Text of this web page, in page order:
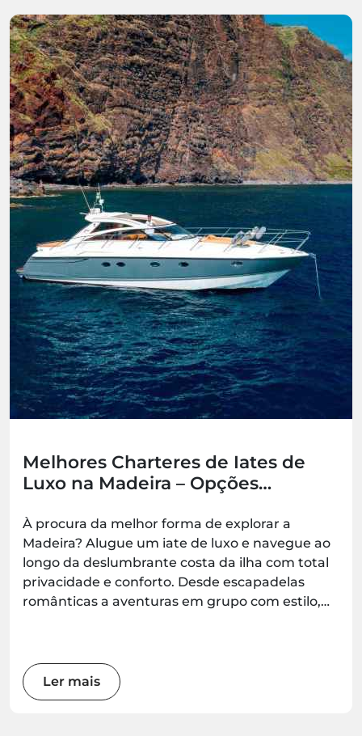
Melhores Charteres de Iates de
Luxo na Madeira – Opções
Grupos
À procura da melhor forma de explorar a
Madeira? Alugue um iate de luxo e navegue ao
longo da deslumbrante costa da ilha com total
privacidade e conforto. Desde escapadelas
românticas a aventuras em grupo com estilo,
na Madeira.Best.
Ler mais